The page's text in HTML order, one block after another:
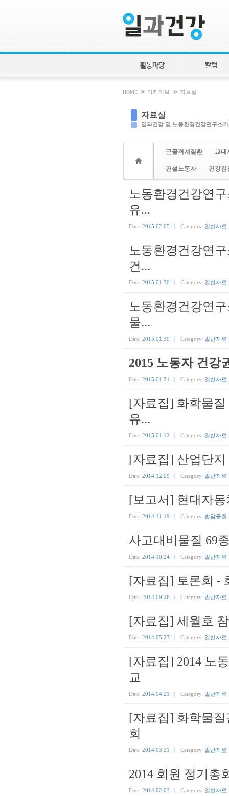
활동마당 칼럼
HOME » 아카이브 » 자료실
자료실
일과건강 및 노동환경건강연구소
근골격계질환 교대
건설노동자 건강검
노동환경건강연
유...
Date 2015.02.05 Category 일반자료
노동환경건강연
건...
Date 2015.01.30 Category 일반자료
노동환경건강연
물...
Date 2015.01.30 Category 일반자료
2015 노동자 건강
Date 2015.01.21 Category 일반자료
[자료집] 화학물
유...
Date 2015.01.12 Category 일반자료
[자료집] 산업단
Date 2014.12.09 Category 일반자료
[보고서] 현대자
Date 2014.11.19 Category 발암물질
사고대비물질 69
Date 2014.10.24 Category 일반자료
[자료집] 토론회 -
Date 2014.09.26 Category 일반자료
[자료집] 세월호
Date 2014.05.27 Category 일반자료
[자료집] 2014 노
교
Date 2014.04.21 Category 일반자료
[자료집] 화학물
회
Date 2014.03.21 Category 일반자료
2014 회원 정기총
Date 2014.02.03 Category 일반자료